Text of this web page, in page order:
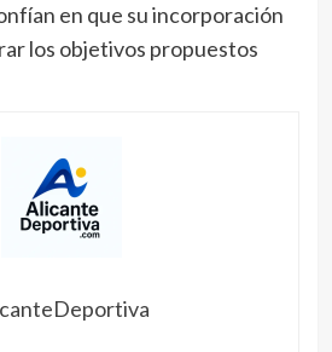
en que su incorporación
los objetivos propuestos